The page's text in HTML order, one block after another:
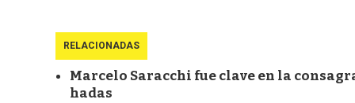
RELACIONADAS
Marcelo Saracchi fue clave en la
hadas